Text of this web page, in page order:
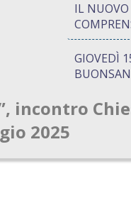
IL
GIOVEDÌ
PON
AUGURI
incontro
2025